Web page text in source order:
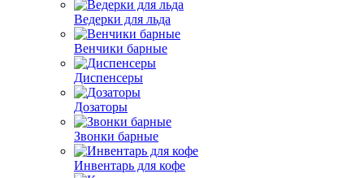
Ведерки для льда
Венчики барные
Диспенсеры
Дозаторы
Звонки барные
Инвентарь для кофе